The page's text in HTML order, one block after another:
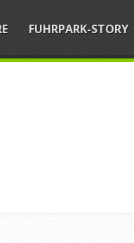
FUHRPARK-STORY